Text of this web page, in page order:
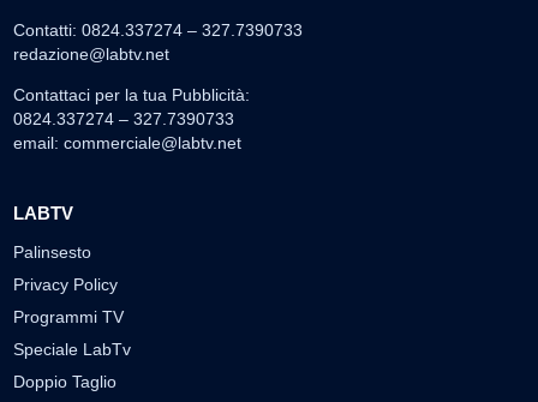
Contatti: 0824.337274 – 327.7390733
redazione@labtv.net
Contattaci per la tua Pubblicità:
0824.337274 – 327.7390733
email: commerciale@labtv.net
LABTV
Palinsesto
Privacy Policy
Programmi TV
Speciale LabTv
Doppio Taglio